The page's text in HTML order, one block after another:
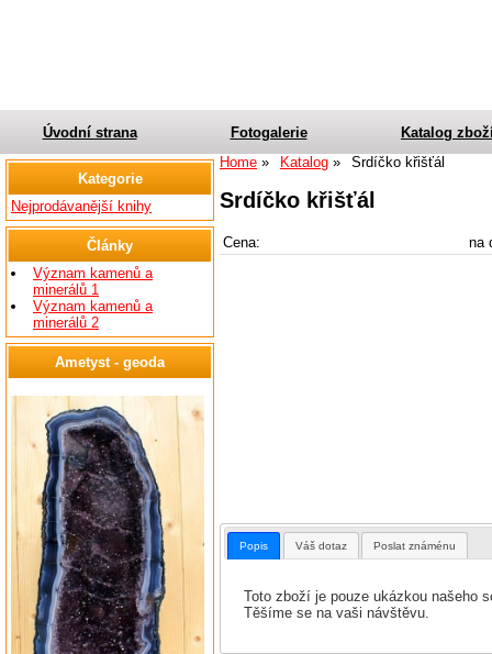
Úvodní strana Fotogalerie
Katalog
Home
Katalog Srdíčko křišťál
Srdíčko křišťál
Cena: na
Popis Váš dotaz Poslat známénu
Toto zboží je pouze ukázkou našeho
Těšíme se na vaši návštěvu.
Kategorie
Nejprodávanější knihy
Články
Význam kamenů a
minerálů 1
Význam kamenů a
minerálů 2
Ametyst - geoda